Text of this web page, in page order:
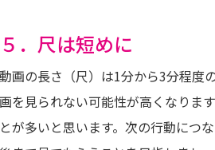
５．尺は短めに
動画の長さ（尺）は1分から3分程度
画を見られない可能性が高くなりま
とが多いと思います。次の行動につ